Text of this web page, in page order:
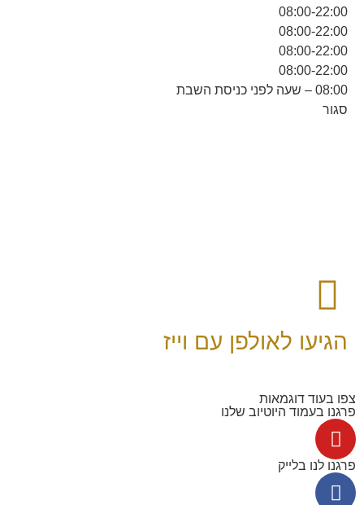
08:00-22:00
08:00-22:00
08:00-22:00
08:00-22:00
08:00 – שעה לפני כניסת השבת
סגור
הגיעו לאולפן עם וייז
צפו בעוד דוגמאות
פרגנו בעמוד היוטיוב שלנו
פרגנו לנו בלייק